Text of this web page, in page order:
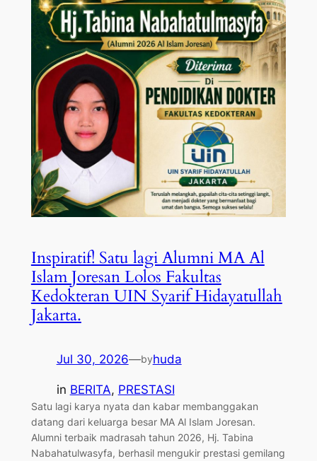
Inspiratif! Satu lagi Alumni MA Al
Islam Joresan Lolos Fakultas
Kedokteran UIN Syarif Hidayatullah
Jakarta.
Jul 30, 2026—byhuda
in BERITA, PRESTASI
Satu lagi karya nyata dan kabar membanggakan
datang dari keluarga besar MA Al Islam Joresan.
Alumni terbaik madrasah tahun 2026, Hj. Tabina
Nabahatulwasyfa, berhasil mengukir prestasi gemilang